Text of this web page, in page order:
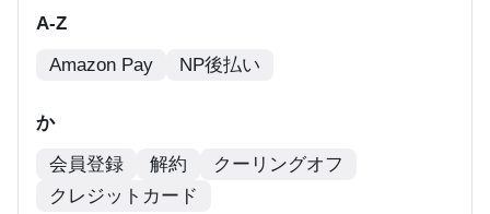
A-Z
Amazon Pay
NP後払い
か
会員登録
解約
クーリングオフ
クレジットカード